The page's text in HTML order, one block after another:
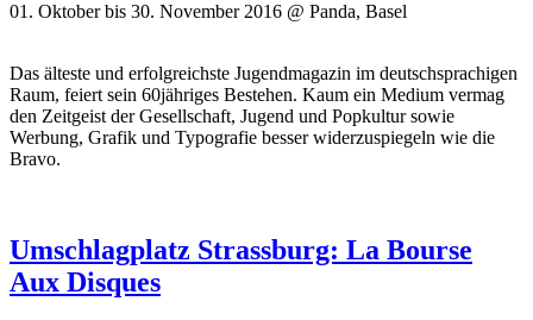
01. Oktober bis 30. November 2016 @ Panda, Basel
Das älteste und erfolgreichste Jugendmagazin im deutschsprachigen
Raum, feiert sein 60jähriges Bestehen. Kaum ein Medium vermag
den Zeitgeist der Gesellschaft, Jugend und Popkultur sowie
Werbung, Grafik und Typografie besser widerzuspiegeln wie die
Bravo.
Umschlagplatz Strassburg: La Bourse
Aux Disques